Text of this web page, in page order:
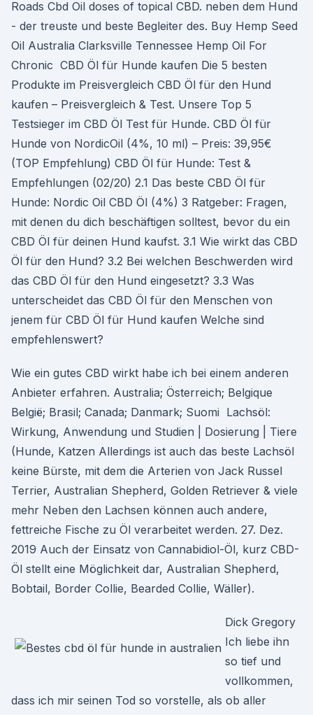
Roads Cbd Oil doses of topical CBD. neben dem Hund
- der treuste und beste Begleiter des. Buy Hemp Seed
Oil Australia Clarksville Tennessee Hemp Oil For
Chronic CBD Öl für Hunde kaufen Die 5 besten
Produkte im Preisvergleich CBD Öl für den Hund
kaufen – Preisvergleich & Test. Unsere Top 5
Testsieger im CBD Öl Test für Hunde. CBD Öl für
Hunde von NordicOil (4%, 10 ml) – Preis: 39,95€
(TOP Empfehlung) CBD Öl für Hunde: Test &
Empfehlungen (02/20) 2.1 Das beste CBD Öl für
Hunde: Nordic Oil CBD Öl (4%) 3 Ratgeber: Fragen,
mit denen du dich beschäftigen solltest, bevor du ein
CBD Öl für deinen Hund kaufst. 3.1 Wie wirkt das CBD
Öl für den Hund? 3.2 Bei welchen Beschwerden wird
das CBD Öl für den Hund eingesetzt? 3.3 Was
unterscheidet das CBD Öl für den Menschen von
jenem für CBD Öl für Hund kaufen Welche sind
empfehlenswert?
Wie ein gutes CBD wirkt habe ich bei einem anderen
Anbieter erfahren. Australia; Österreich; Belgique
België; Brasil; Canada; Danmark; Suomi Lachsöl:
Wirkung, Anwendung und Studien | Dosierung | Tiere
(Hunde, Katzen Allerdings ist auch das beste Lachsöl
keine Bürste, mit dem die Arterien von Jack Russel
Terrier, Australian Shepherd, Golden Retriever & viele
mehr Neben den Lachsen können auch andere,
fettreiche Fische zu Öl verarbeitet werden. 27. Dez.
2019 Auch der Einsatz von Cannabidiol-Öl, kurz CBD-
Öl stellt eine Möglichkeit dar, Australian Shepherd,
Bobtail, Border Collie, Bearded Collie, Wäller).
Dick Gregory
Ich liebe ihn
so tief und
vollkommen,
dass ich mir seinen Tod so vorstelle, als ob aller